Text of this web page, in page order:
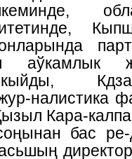
аўкамлык
налистика
Кара-
бас ре-